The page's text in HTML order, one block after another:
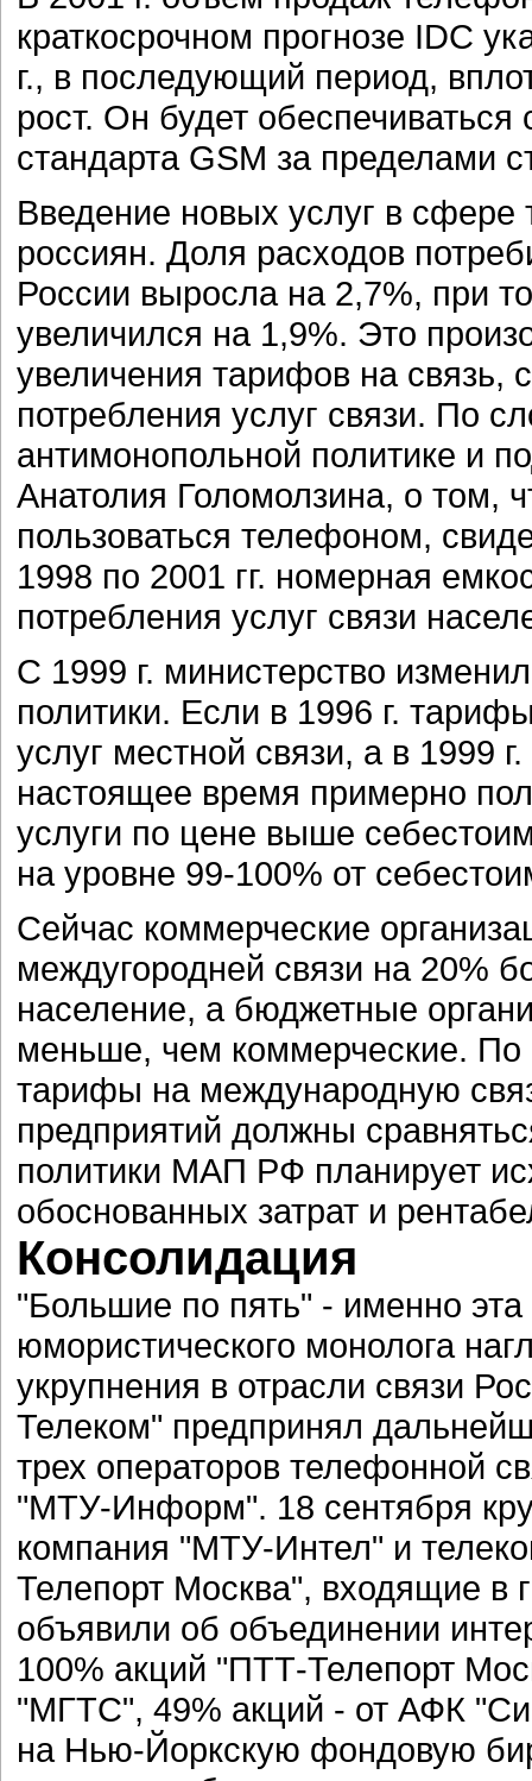
краткосрочном прогнозе IDC
г., в последующий период,
рост. Он будет
стандарта GSM за пределами
Введение новых услуг в сфере
россиян. Доля расходов
России выросла на 2,7%, при
увеличился на 1,9%. Это
увеличения тарифов на связь,
потребления услуг связи. По
антимонопольной политике и
Анатолия Голомолзина, о том,
пользоваться телефоном,
1998 по 2001 гг. номерная
потребления услуг связи
С 1999 г. министерство
политики. Если в 1996 г.
услуг местной связи, а в 1999
настоящее время примерно
услуги по цене выше
на уровне 99-100% от
Сейчас коммерческие
междугородней связи на 20%
население, а бюджетные
меньше, чем коммерческие. По
тарифы на международную
предприятий должны
политики МАП РФ планирует
обоснованных затрат и
Консолидация
"Большие по пять" - именно эта
юмористического монолога
укрупнения в отрасли связи
Телеком" предпринял
трех операторов телефонной
"МТУ-Информ". 18 сентября
компания "МТУ-Интел" и
Телепорт Москва", входящие в
объявили об объединении
100% акций "ПТТ-Телепорт
"МГТС", 49% акций - от АФК
на Нью-Йоркскую фондовую